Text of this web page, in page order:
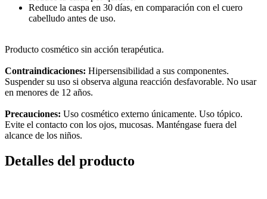
Reduce la caspa en 30 días, en comparación con el cuero
cabelludo antes de uso.
Producto cosmético sin acción terapéutica.
Contraindicaciones: Hipersensibilidad a sus componentes.
Suspender su uso si observa alguna reacción desfavorable. No usar
en menores de 12 años.
Precauciones: Uso cosmético externo únicamente. Uso tópico.
Evite el contacto con los ojos, mucosas. Manténgase fuera del
alcance de los niños.
Detalles del producto